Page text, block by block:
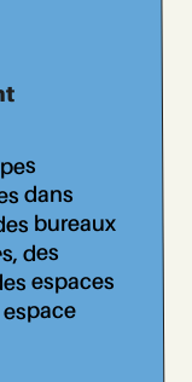
dans
bureaux
des
espaces